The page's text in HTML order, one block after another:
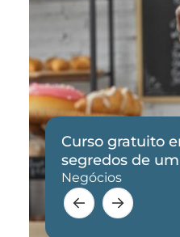
Curso gratuito
segredos de
eficaz
Negócios